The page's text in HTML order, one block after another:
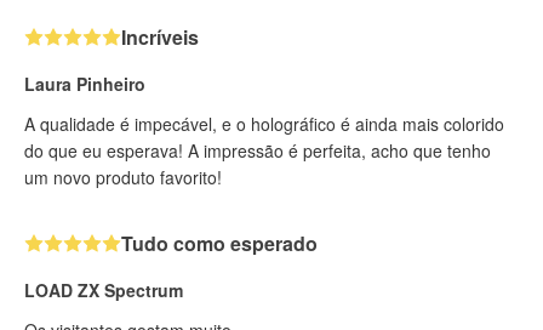
Incríveis
Laura Pinheiro
A qualidade é impecável, e o holográfico é ainda mais colorido
do que eu esperava! A impressão é perfeita, acho que tenho
um novo produto favorito!
Tudo como esperado
LOAD ZX Spectrum